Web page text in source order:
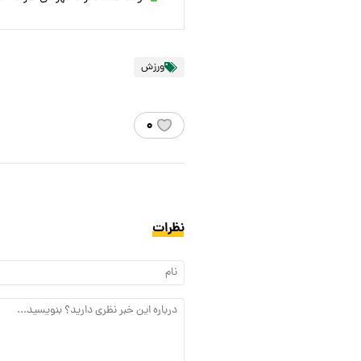
ورزش
۰
نظرات